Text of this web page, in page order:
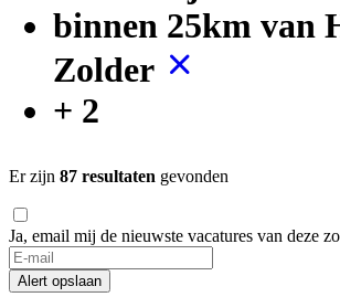
binnen 25km van
Zolder
+ 2
Er zijn 87 resultaten gevonden
Ja, email mij de nieuwste vacatures van deze
Alert opslaan